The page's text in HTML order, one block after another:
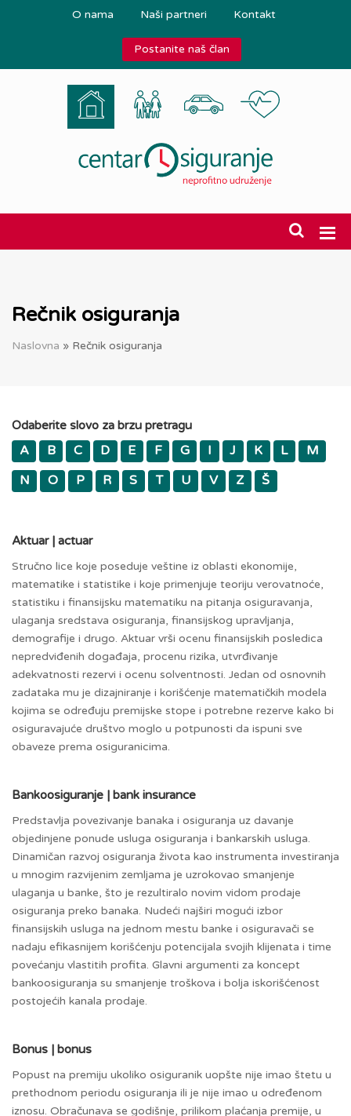
O nama Naši partneri Kontakt
Postanite naš član
Rečnik osiguranja
Naslovna » Rečnik osiguranja
Odaberite slovo za brzu pretragu
A B C D E F G I J K L
M
N
O P R S T U V Z Š
Aktuar | actuar
Stručno lice koje poseduje veštine iz oblasti ekonomije,
matematike i statistike i koje primenjuje teoriju verovatnoće,
statistiku i finansijsku matematiku na pitanja osiguravanja,
ulaganja sredstava osiguranja, finansijskog upravljanja,
demografije i drugo. Aktuar vrši ocenu finansijskih posledica
nepredviđenih događaja, procenu rizika, utvrđivanje
adekvatnosti rezervi i ocenu solventnosti. Jedan od osnovnih
zadataka mu je dizajniranje i korišćenje matematičkih modela
kojima se određuju premijske stope i potrebne rezerve kako bi
osiguravajuće društvo moglo u potpunosti da ispuni sve
obaveze prema osiguranicima.
Bankoosiguranje | bank insurance
Predstavlja povezivanje banaka i osiguranja uz davanje
objedinjene ponude usluga osiguranja i bankarskih usluga.
Dinamičan razvoj osiguranja života kao instrumenta investiranja
u mnogim razvijenim zemljama je uzrokovao smanjenje
ulaganja u banke, što je rezultiralo novim vidom prodaje
osiguranja preko banaka. Nudeći najširi mogući izbor
finansijskih usluga na jednom mestu banke i osiguravači se
nadaju efikasnijem korišćenju potencijala svojih klijenata i time
povećanju vlastitih profita. Glavni argumenti za koncept
bankoosiguranja su smanjenje troškova i bolja iskorišćenost
postojećih kanala prodaje.
Bonus | bonus
Popust na premiju ukoliko osiguranik uopšte nije imao štetu u
prethodnom periodu osiguranja ili je nije imao u određenom
iznosu. Obračunava se godišnje, prilikom plaćanja premije, u